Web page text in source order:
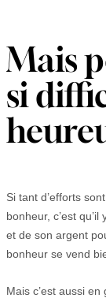
Mais
si
Si tant d’efforts
bonheur, c’est
et de son argent
bonheur se vend
Mais c’est aussi